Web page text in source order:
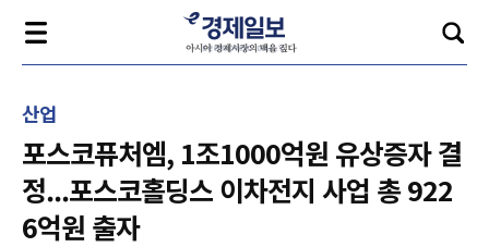
산업
포스코퓨처엠, 1조1000억원 유상증자 결
정...포스코홀딩스 이차전지 사업 총 922
6억원 출자